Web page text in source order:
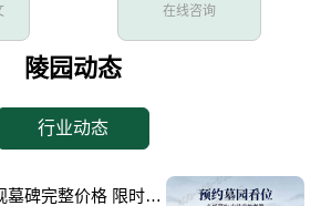
在线咨询
陵园动态
行业动态
清东陵万佛园中端景观墓碑完整价格 限时减免多年管理费详解